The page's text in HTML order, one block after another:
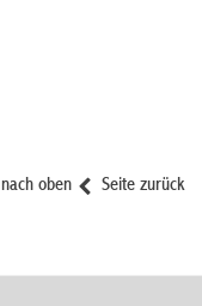
Seite zurück
nach oben